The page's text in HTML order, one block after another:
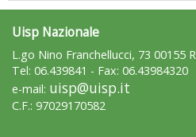
Luglio 2026: "Pensando con i piedi,
Uisp Nazionale
L.go Nino Franchellucci, 73 00155
Tel: 06.439841 - Fax: 06.43984320
e-mail: uisp@uisp.it
C.F.: 97029170582